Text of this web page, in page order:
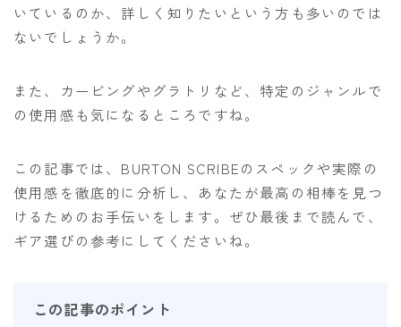
NITRO
RIDE
SALOMON
YES
YONEX
いているのか、詳しく知りたいという方も多いのでは
ないでしょうか。
また、カービングやグラトリなど、特定のジャンルで
の使用感も気になるところですね。
この記事では、BURTON SCRIBEのスペックや実際の
使用感を徹底的に分析し、あなたが最高の相棒を見つ
けるためのお手伝いをします。ぜひ最後まで読んで、
ギア選びの参考にしてくださいね。
この記事のポイント